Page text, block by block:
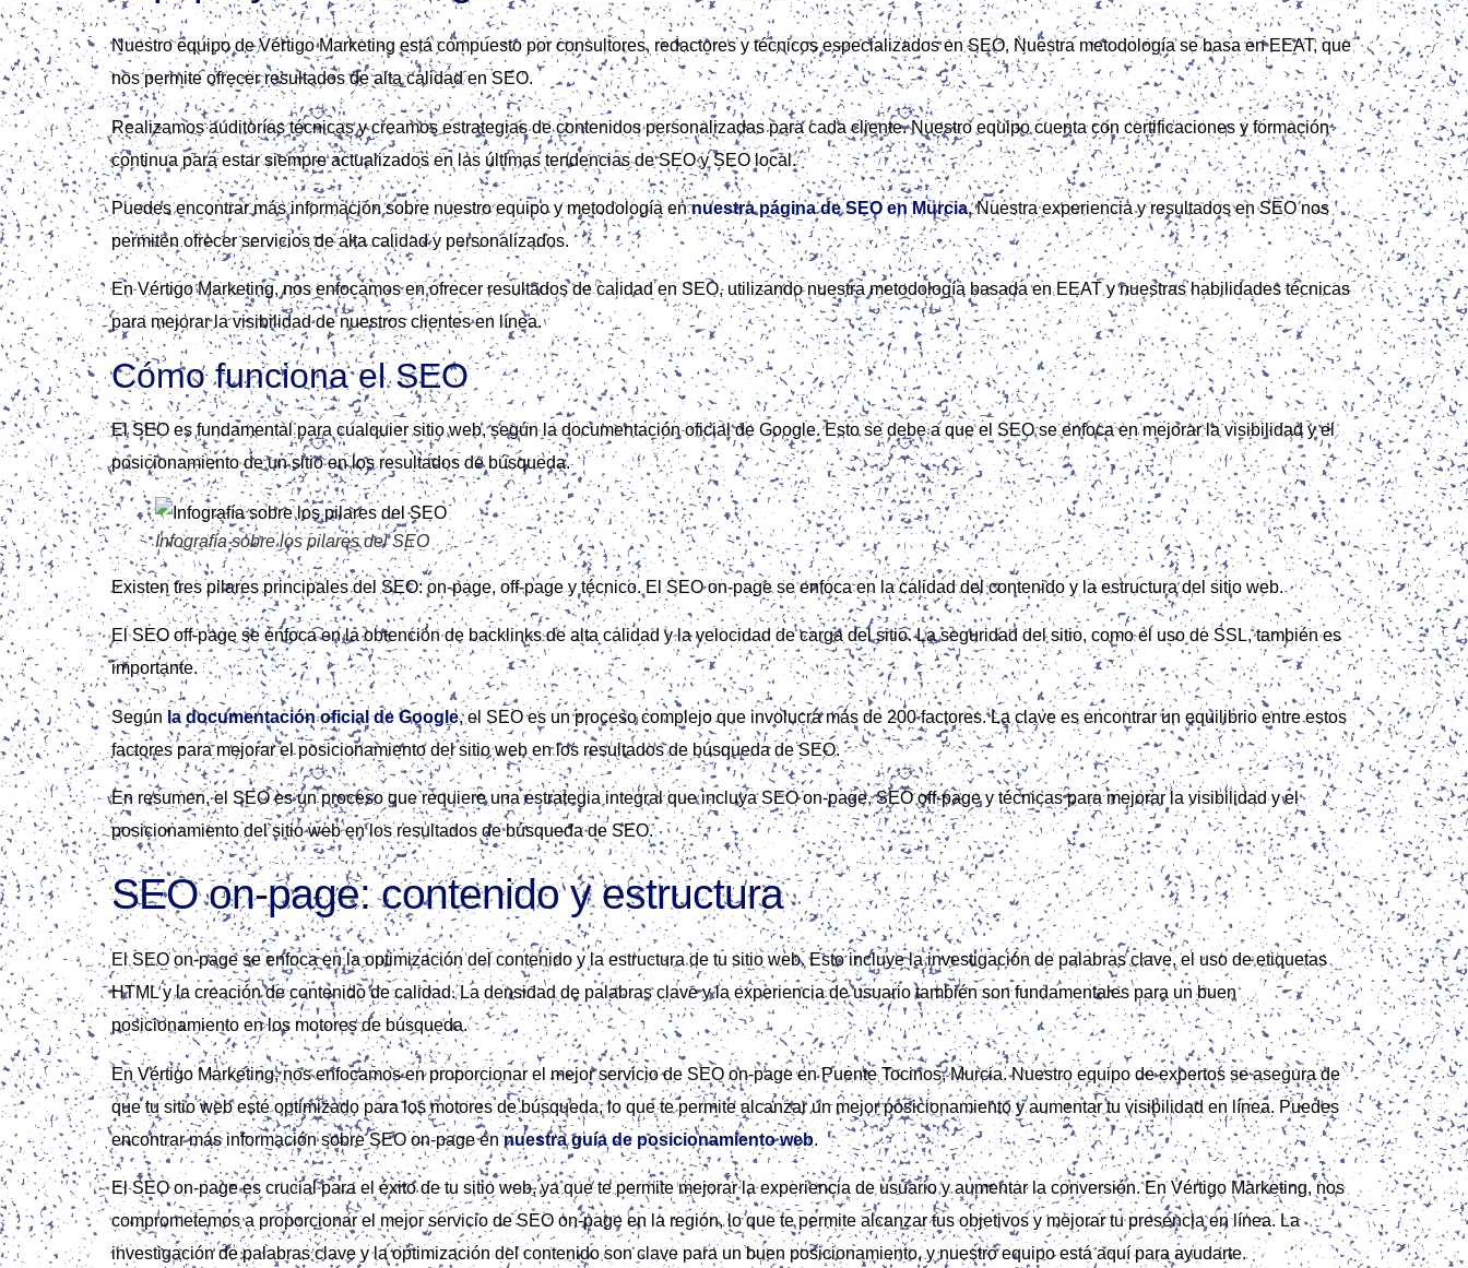
Nuestro equipo de Vértigo Marketing está compuesto por consultores, redactores y técnicos especializados en SEO. Nuestra metodología se basa en EEAT, que
nos permite ofrecer resultados de alta calidad en SEO.
Realizamos auditorías técnicas y creamos estrategias de contenidos personalizadas para cada cliente. Nuestro equipo cuenta con certificaciones y formación
continua para estar siempre actualizados en las últimas tendencias de SEO y SEO local.
Puedes encontrar más información sobre nuestro equipo y metodología ennuestra página de SEO en Murcia. Nuestra experiencia y resultados en SEO nos
permiten ofrecer servicios de alta calidad y personalizados.
En Vértigo Marketing, nos enfocamos en ofrecer resultados de calidad en SEO, utilizando nuestra metodología basada en EEAT y nuestras habilidades técnicas
para mejorar la visibilidad de nuestros clientes en línea.
Cómo funciona el SEO
El SEO es fundamental para cualquier sitio web, según la documentación oficial de Google. Esto se debe a que el SEO se enfoca en mejorar la visibilidad y el
posicionamiento de un sitio en los resultados de búsqueda.
Infografía sobre los pilares del SEO
Existen tres pilares principales del SEO: on‑page, off‑page y técnico. El SEO on-page se enfoca en la calidad del contenido y la estructura del sitio web.
El SEO off-page se enfoca en la obtención de backlinks de alta calidad y la velocidad de carga del sitio. La seguridad del sitio, como el uso de SSL, también es
importante.
Según la documentación oficial de Google, el SEO es un proceso complejo que involucra más de 200 factores. La clave es encontrar un equilibrio entre estos
factores para mejorar el posicionamiento del sitio web en los resultados de búsqueda de SEO.
En resumen, el SEO es un proceso que requiere una estrategia integral que incluya SEO on-page, SEO off-page y técnicas para mejorar la visibilidad y el
posicionamiento del sitio web en los resultados de búsqueda de SEO.
SEO on‑page: contenido y estructura
El SEO on-page se enfoca en la optimización del contenido y la estructura de tu sitio web. Esto incluye la investigación de palabras clave, el uso de etiquetas
HTML y la creación de contenido de calidad. La densidad de palabras clave y la experiencia de usuario también son fundamentales para un buen
posicionamiento en los motores de búsqueda.
En Vértigo Marketing, nos enfocamos en proporcionar el mejor servicio de SEO on-page en Puente Tocinos, Murcia. Nuestro equipo de expertos se asegura de
que tu sitio web esté optimizado para los motores de búsqueda, lo que te permite alcanzar un mejor posicionamiento y aumentar tu visibilidad en línea. Puedes
encontrar más información sobre SEO on-page ennuestra guía de posicionamiento web.
El SEO on-page es crucial para el éxito de tu sitio web, ya que te permite mejorar la experiencia de usuario y aumentar la conversión. En Vértigo Marketing, nos
comprometemos a proporcionar el mejor servicio de SEO on-page en la región, lo que te permite alcanzar tus objetivos y mejorar tu presencia en línea. La
investigación de palabras clave y la optimización del contenido son clave para un buen posicionamiento, y nuestro equipo está aquí para ayudarte.